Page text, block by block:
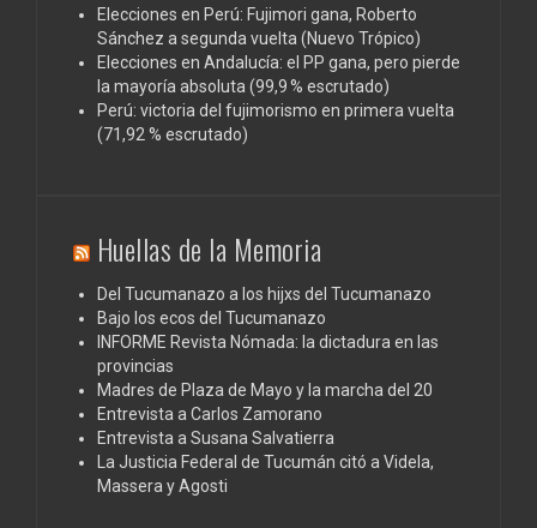
Elecciones en Perú: Fujimori gana, Roberto
Sánchez a segunda vuelta (Nuevo Trópico)
Elecciones en Andalucía: el PP gana, pero pierde
la mayoría absoluta (99,9 % escrutado)
Perú: victoria del fujimorismo en primera vuelta
(71,92 % escrutado)
Huellas de la Memoria
Del Tucumanazo a los hijxs del Tucumanazo
Bajo los ecos del Tucumanazo
INFORME Revista Nómada: la dictadura en las
provincias
Madres de Plaza de Mayo y la marcha del 20
Entrevista a Carlos Zamorano
Entrevista a Susana Salvatierra
La Justicia Federal de Tucumán citó a Videla,
Massera y Agosti